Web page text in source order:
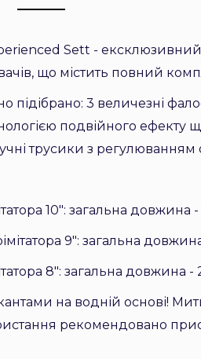
Sett -
що містить повний
підібрано: 3 величезні
подвійного ефекту
трусики з регулюванням
10": загальна
9": загальна
8": загальна довжина
на водній основі!
рекомендовано